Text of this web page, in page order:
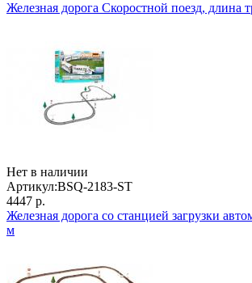
Железная дорога Скоростной поезд, длина
Нет в наличии
Артикул:BSQ-2183-ST
4447 р.
Железная дорога со станцией загрузки
м